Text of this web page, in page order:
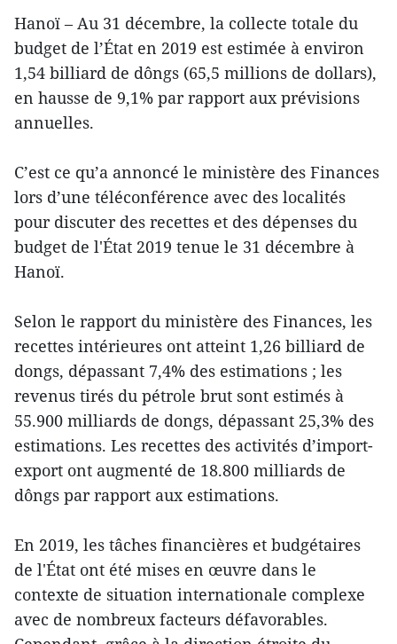
Hanoï – Au 31 décembre, la collecte totale du
budget de l’État en 2019 est estimée à environ
1,54 billiard de dôngs (65,5 millions de dollars),
en hausse de 9,1% par rapport aux prévisions
annuelles.
C’est ce qu’a annoncé le ministère des Finances
lors d’une téléconférence avec des localités
pour discuter des recettes et des dépenses du
budget de l'État 2019 tenue le 31 décembre à
Hanoï.
Selon le rapport du ministère des Finances, les
recettes intérieures ont atteint 1,26 billiard de
dongs, dépassant 7,4% des estimations ; les
revenus tirés du pétrole brut sont estimés à
55.900 milliards de dongs, dépassant 25,3% des
estimations. Les recettes des activités d’import-
export ont augmenté de 18.800 milliards de
dôngs par rapport aux estimations.
En 2019, les tâches financières et budgétaires
de l'État ont été mises en œuvre dans le
contexte de situation internationale complexe
avec de nombreux facteurs défavorables.